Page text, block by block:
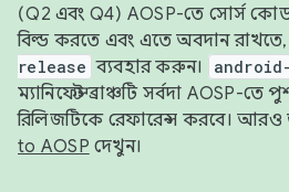
(Q2 এবং Q4) AOSP-তে সোর্স
বিল্ড করতে এবং এতে অবদান রাখতে,
release ব্যবহার করুন।
ম্যানিফেস্ট ব্রাঞ্চটি সর্বদা AOSP-তে
রিলিজটিকে রেফারেন্স করবে। আরও
to AOSP দেখুন।